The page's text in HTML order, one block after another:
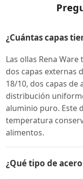
¿Cuántas capas
Las ollas Rena
dos capas externas
18/10, dos capas de
distribución
aluminio puro. Este
temperatura
alimentos.
¿Qué tipo de